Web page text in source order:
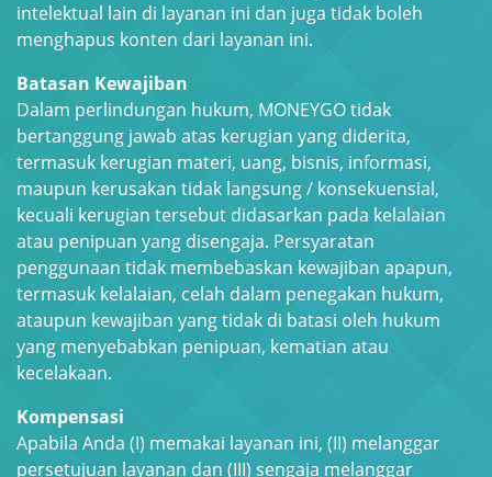
intelektual lain di layanan ini dan juga tidak boleh
menghapus konten dari layanan ini.
Batasan Kewajiban
Dalam perlindungan hukum, MONEYGO tidak
bertanggung jawab atas kerugian yang diderita,
termasuk kerugian materi, uang, bisnis, informasi,
maupun kerusakan tidak langsung / konsekuensial,
kecuali kerugian tersebut didasarkan pada kelalaian
atau penipuan yang disengaja. Persyaratan
penggunaan tidak membebaskan kewajiban apapun,
termasuk kelalaian, celah dalam penegakan hukum,
ataupun kewajiban yang tidak di batasi oleh hukum
yang menyebabkan penipuan, kematian atau
kecelakaan.
Kompensasi
Apabila Anda (I) memakai layanan ini, (II) melanggar
persetujuan layanan dan (III) sengaja melanggar